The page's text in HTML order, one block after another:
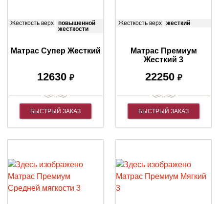
Жесткость верх
повышенной
жесткости
Матрас Супер Жесткий
12630 ₽
БЫСТРЫЙ ЗАКАЗ
Жесткость верх жесткий
Матрас Премиум
Жесткий 3
22250 ₽
БЫСТРЫЙ ЗАКАЗ